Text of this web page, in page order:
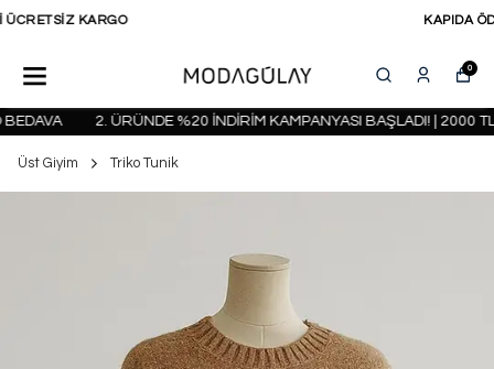
0
2. ÜRÜNDE %20 İNDİRİM KAMPANYASI BAŞLADI! | 2000 TL
Üst Giyim Triko Tunik